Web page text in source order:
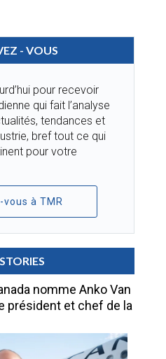
- VOUS
pour recevoir
qui fait l’analyse
tendances et
bref tout ce qui
pour votre
vous à TMR
nomme Anko Van
président et chef de la